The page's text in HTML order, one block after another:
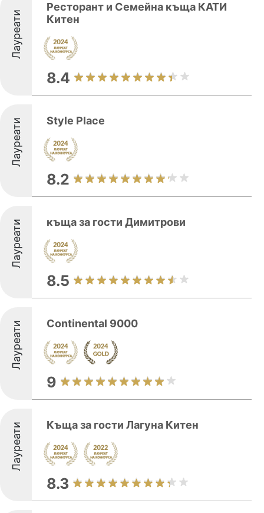
Лауреати
Ресторант и Семейна къща КАТИ
Китен
8.4
Лауреати Style Place
8.2
Лауреати къща за гости Димитрови
8.5
Лауреати Continental 9000
9
Лауреати Къща за гости Лагуна Китен
8.3